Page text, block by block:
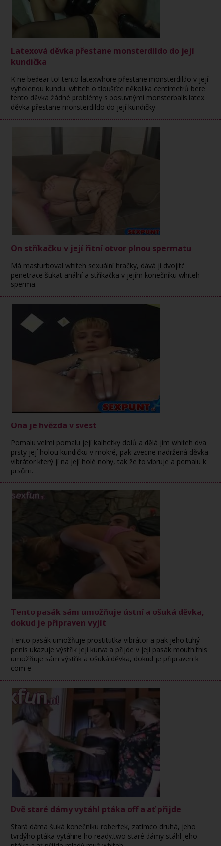
Latexová děvka přestane monsterdildo do její
kundička
K ne bedear to! tento latexwhore přestane monsterdildo v její
vyholenou kundu. whiteh o tloušťce několika centimetrů bere
tento děvka žádné problémy s posuvnými monsterballs.latex
děvka přestane monsterdildo do její kundičky
On stříkačku v její řitní otvor plnou spermatu
Má masturboval whiteh sexuální hračky, dává jí dvojité
penetrace šukat anální a stříkačka v jejím konečníku whiteh
sperma.
Ona je hvězda v svést
Pomalu velmi pomalu její kalhotky dolů a dělá jim whiteh dva
prsty její holou kundičku v mokré, pak zvedne nadržená děvka
vibrátor který jí na její holé nohy, tak že to vibruje a pomalu k
prsům.
Tento pasák sám umožňuje ústní a ošuká děvka,
dokud je připraven vyjít
Tento pasák umožňuje prostitutka vibrátor a pak jeho tuhý
penis ukazuje výstřik její kurva a přijde v její pasák mouth.this
umožňuje sám výstřik a ošuká děvka, dokud je připraven k
com e
Dvě staré dámy vytáhl ptáka off a ať přijde
Stará dáma šuká konečníku robertek, zatímco druhá, jeho
tvrdýho ptáka vytáhne ho ready.two staré dámy stáhl jeho